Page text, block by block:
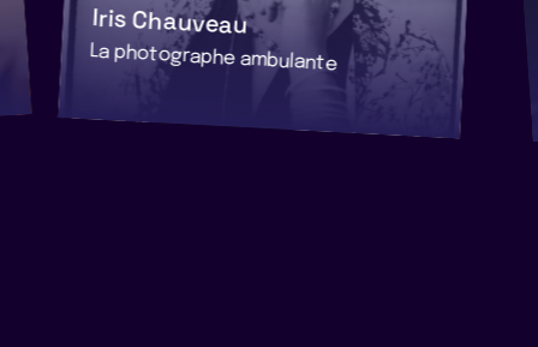
Iris Chauveau
La photographe ambulante